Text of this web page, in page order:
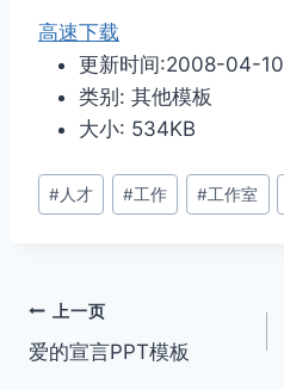
高速下载
更新时间:2008-04-10
类别: 其他模板
大小: 534KB
文
章
#人才 #工作 #工作室
文
章
上一页
爱的宣言PPT模板